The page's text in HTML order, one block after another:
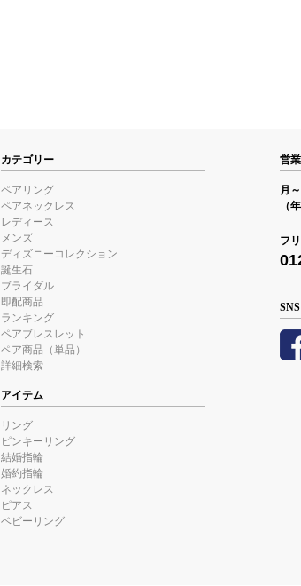
カテゴリー
ペアリング
ペアネックレス
レディース
メンズ
ディズニーコレクション
誕生石
ブライダル
即配商品
ランキング
ペアブレスレット
ペア商品（単品）
詳細検索
アイテム
リング
ピンキーリング
結婚指輪
婚約指輪
ネックレス
ピアス
ベビーリング
営
月
（
フ
SNS